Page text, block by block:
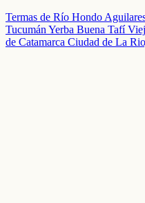
Termas de Río Hondo
TucumánYerba Buena Tafí
de Catamarca Ciudad de La